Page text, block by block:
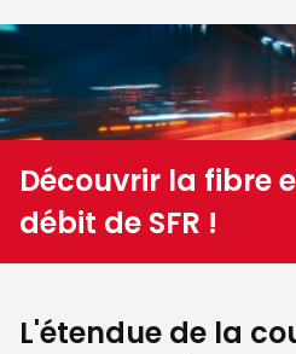
Découvrir la fibre
débit de SFR !
L'étendue de la